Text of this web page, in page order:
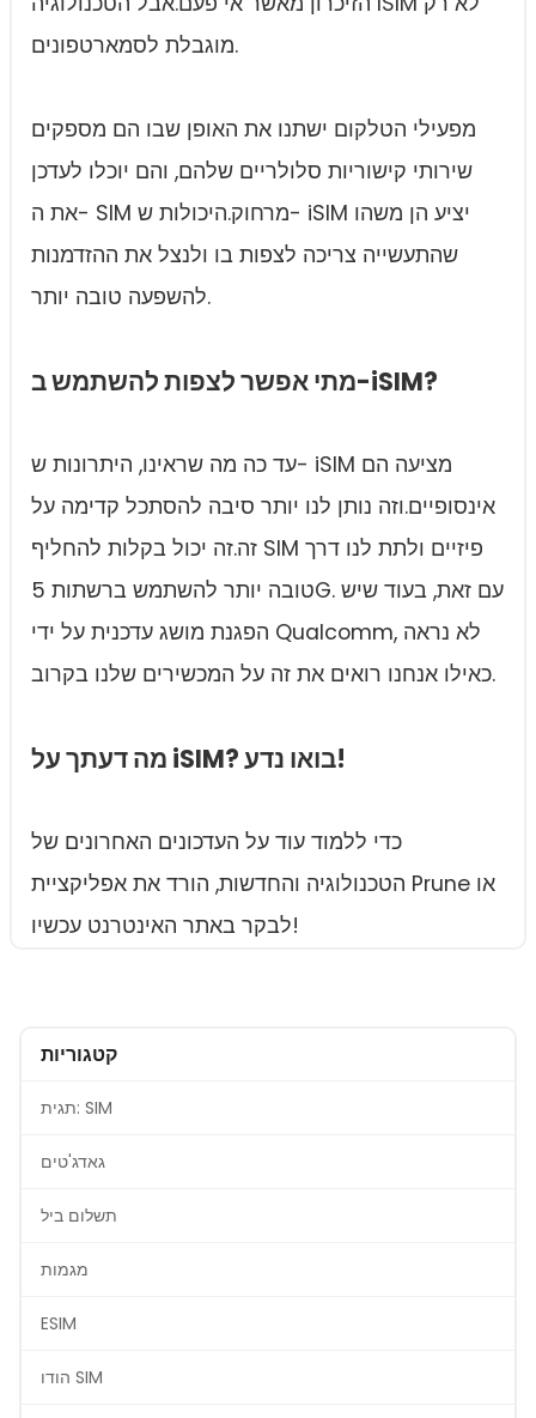
מוגבלת לסמארטפונים.
מפעילי הטלקום ישתנו את האופן שבו הם מספקים
שירותי קישוריות סלולריים שלהם, והם יוכלו לעדכן
את ה- SIM מרחוק.היכולות ש- iSIM יציע הן משהו
שהתעשייה צריכה לצפות בו ולנצל את ההזדמנות
להשפעה טובה יותר.
מתי אפשר לצפות להשתמש ב-iSIM?
עד כה מה שראינו, היתרונות ש- iSIM מציעה הם
אינסופיים.וזה נותן לנו יותר סיבה להסתכל קדימה על
זה.זה יכול בקלות להחליף SIM פיזיים ולתת לנו דרך
טובה יותר להשתמש ברשתות 5G. עם זאת, בעוד שיש
הפגנת מושג עדכנית על ידי Qualcomm, לא נראה
כאילו אנחנו רואים את זה על המכשירים שלנו בקרוב.
מה דעתך על iSIM? בואו נדע!
כדי ללמוד עוד על העדכונים האחרונים של
הטכנולוגיה והחדשות, הורד את אפליקציית Prune או
לבקר באתר האינטרנט עכשיו!
קטגוריות
תגית: SIM
גאדג'טים
תשלום ביל
מגמות
ESIM
הודו SIM